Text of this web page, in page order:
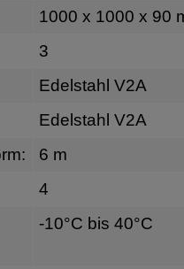
1000 x 1000 x 90
3
Edelstahl V2A
Edelstahl V2A
6 m
4
-10°C bis 40°C